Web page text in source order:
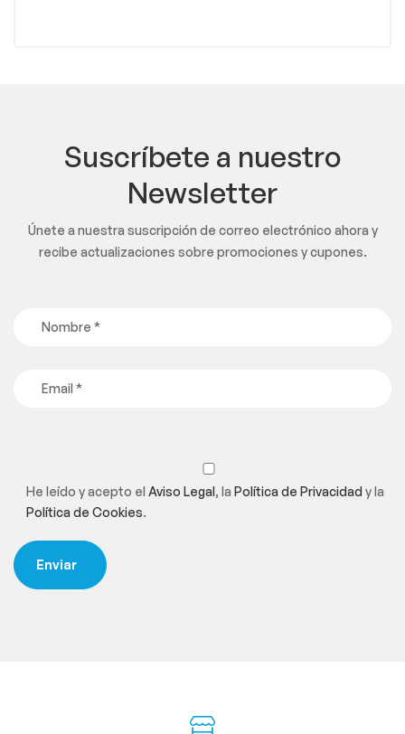
Suscríbete a nuestro
Newsletter
Únete a nuestra suscripción de correo electrónico ahora y
recibe actualizaciones sobre promociones y cupones.
He leído y acepto el Aviso Legal, la Política de Privacidady la
Política de Cookies.